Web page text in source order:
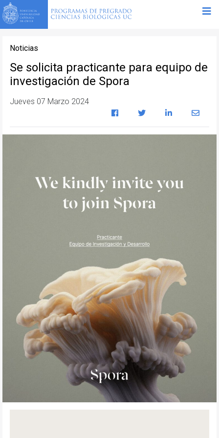
Noticias
Se solicita practicante para equipo de
investigación de Spora
Jueves 07 Marzo 2024